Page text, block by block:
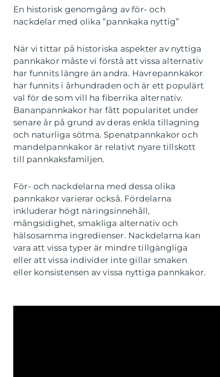
En historisk genomgång av för- och
nackdelar med olika ”pannkaka nyttig”
När vi tittar på historiska aspekter av nyttiga
pannkakor måste vi förstå att vissa alternativ
har funnits längre än andra. Havrepannkakor
har funnits i århundraden och är ett populärt
val för de som vill ha fiberrika alternativ.
Bananpannkakor har fått popularitet under
senare år på grund av deras enkla tillagning
och naturliga sötma. Spenatpannkakor och
mandelpannkakor är relativt nyare tillskott
till pannkaksfamiljen.
För- och nackdelarna med dessa olika
pannkakor varierar också. Fördelarna
inkluderar högt näringsinnehåll,
mångsidighet, smakliga alternativ och
hälsosamma ingredienser. Nackdelarna kan
vara att vissa typer är mindre tillgängliga
eller att vissa individer inte gillar smaken
eller konsistensen av vissa nyttiga pannkakor.